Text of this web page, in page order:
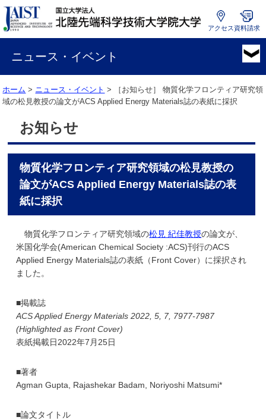
国
学
法
人
先
端
アクセス 資料請求
ニュース・イベント
ホーム > ニュース・イベント > ［お知らせ］物質化学フロンティア研究領
域の松見教授の論文がACS Applied Energy Materials誌の表紙に採択
お知らせ
物質化学フロンティア研究領域の松見教授の
論文がACS Applied Energy Materials誌の表
紙に採択
物質化学フロンティア研究領域の松見 紀佳教授の論文が、
米国化学会(American Chemical Society :ACS)刊行のACS
Applied Energy Materials誌の表紙（Front Cover）に採択され
ました。
■掲載誌
ACS Applied Energy Materials 2022, 5, 7, 7977-7987
(Highlighted as Front Cover)
表紙掲載日2022年7月25日
■著者
Agman Gupta, Rajashekar Badam, Noriyoshi Matsumi*
■論文タイトル